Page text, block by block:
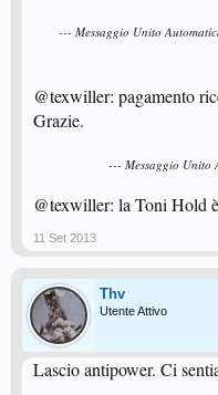
--- Messaggio Unito
@texwiller: pagamento
Grazie.
--- Messaggio Unito
@texwiller: la Toni Hold
11 Set 2013
Thv
Utente Attivo
Lascio antipower. Ci